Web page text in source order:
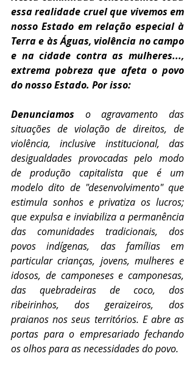
essa realidade cruel que vivemos em
nosso Estado em relação especial à
Terra e às Águas, violência no campo
e na cidade contra as mulheres...,
extrema pobreza que afeta o povo
do nosso Estado. Por isso:
Denunciamos o agravamento das
situações de violação de direitos, de
violência, inclusive institucional, das
desigualdades provocadas pelo modo
de produção capitalista que é um
modelo dito de "desenvolvimento" que
estimula sonhos e privatiza os lucros;
que expulsa e inviabiliza a permanência
das comunidades tradicionais, dos
povos indígenas, das famílias em
particular crianças, jovens, mulheres e
idosos, de camponeses e camponesas,
das quebradeiras de coco, dos
ribeirinhos, dos geraizeiros, dos
praianos nos seus territórios. E abre as
portas para o empresariado fechando
os olhos para as necessidades do povo.